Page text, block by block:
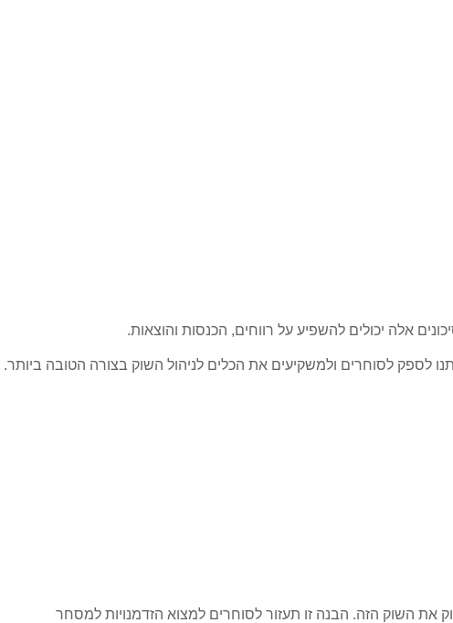
אלה יכולים להשפיע על רווחים, הכנסות והוצאות.
לספק לסוחרים ולמשקיעים את הכלים לניהול השוק בצורה הטובה ביותר.
השוק הזה. הבנה זו תעזור לסוחרים למצוא הזדמנויות למסחר